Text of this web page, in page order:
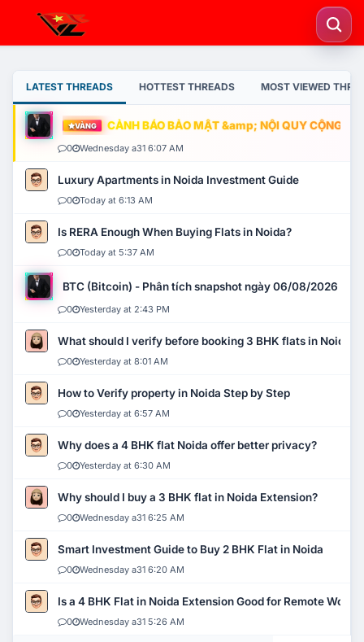
LATEST THREADS HOTTEST THREADS MOST VIEWED
VÀNG CẢNH BÁO BẢO MẬT &amp; NỘI QUY CỘNG
0 Wednesday a31 6:07 AM
Luxury Apartments in Noida Investment Guide
0 Today at 6:13 AM
Is RERA Enough When Buying Flats in Noida?
0 Today at 5:37 AM
BTC (Bitcoin) - Phân tích snapshot ngày 06/08/2026
0 Yesterday at 2:43 PM
What should I verify before booking 3 BHK flats in Noida?
0 Yesterday at 8:01 AM
How to Verify property in Noida Step by Step
0 Yesterday at 6:57 AM
Why does a 4 BHK flat Noida offer better privacy?
0 Yesterday at 6:30 AM
Why should I buy a 3 BHK flat in Noida Extension?
0 Wednesday a31 6:25 AM
Smart Investment Guide to Buy 2 BHK Flat in Noida
0 Wednesday a31 6:20 AM
Is a 4 BHK Flat in Noida Extension Good for Remote Work?
0 Wednesday a31 5:26 AM